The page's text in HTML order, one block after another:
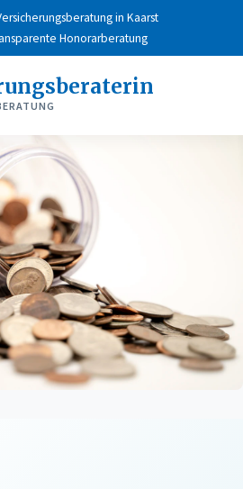
in Kaarst
Honorarberatung